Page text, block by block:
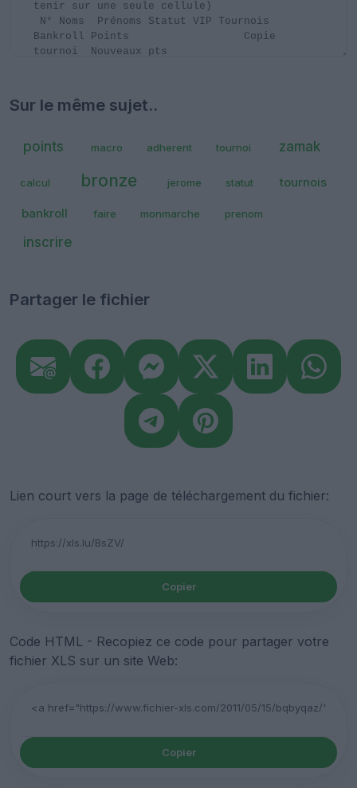
Sur le même sujet..
points macro adherent tournoi zamak
calcul bronze jerome statut tournois
bankroll faire monmarche prenom
inscrire
Partager le fichier
Lien court vers la page de téléchargement du fichier:
Copier
Code HTML - Recopiez ce code pour partager votre
fichier XLS sur un site Web:
Copier